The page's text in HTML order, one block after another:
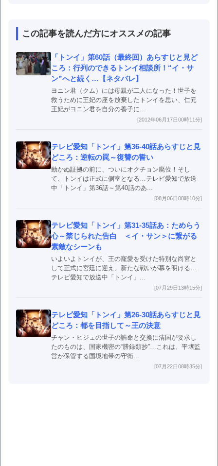
この記事を読んだ方にオススメの記事
「トンイ」第60話（最終回）あらすじと見ど
ころ：行列のできるトンイ相談所！“イ・サ
ン”へと続く…【ネタバレ】
ヨニン君（クム）には母親が二人になった！世子を
救うために王妃の座を放棄したトンイを思い、仁元
王妃がヨニン君を自分の養子に...
[2012年06月17日00時11分]
テレビ愛知「トンイ」第36-40話あらすじと見
どころ：逆転の罠～復讐の誓い
動かぬ証拠の前に、ついにオクチョン廃位！そし
て、トンイは正式に側室となる…テレビ愛知で放送
中「トンイ」第36話～第40話のあ...
[08月06日08時10分]
テレビ愛知「トンイ」第31-35話あ：ためらう
心～禁じられた告白 ＜イ・サン＞に繋がる
素敵なシーンも
いよいよトンイが、王の寵愛を受けた特別な尚宮と
して正式に宮廷に迎え、新たな戦いが幕を明ける…
テレビ愛知で放送中「トンイ」...
[07月29日13時15分]
テレビ愛知「トンイ」第26-30話あらすじと見
どころ：都を目指して～王の決意
チャン・ヒジェの世子の誥命と交換に清国が要求し
たのものは、国家機密の“謄録類抄”…これは、平壌監
営が保管する国境地帯の守衛...
[07月22日08時35分]